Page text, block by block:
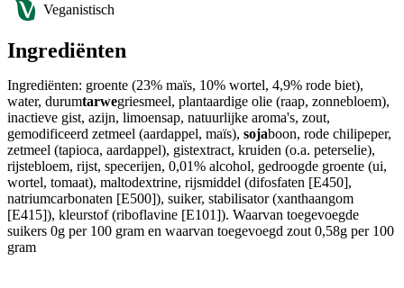
Veganistisch
Ingrediënten
Ingrediënten: groente (23% maïs, 10% wortel, 4,9% rode biet),
water, durumtarwegriesmeel, plantaardige olie (raap, zonnebloem),
inactieve gist, azijn, limoensap, natuurlijke aroma's, zout,
gemodificeerd zetmeel (aardappel, maïs), sojaboon, rode chilipeper,
zetmeel (tapioca, aardappel), gistextract, kruiden (o.a. peterselie),
rijstebloem, rijst, specerijen, 0,01% alcohol, gedroogde groente (ui,
wortel, tomaat), maltodextrine, rijsmiddel (difosfaten [E450],
natriumcarbonaten [E500]), suiker, stabilisator (xanthaangom
[E415]), kleurstof (riboflavine [E101]). Waarvan toegevoegde
suikers 0g per 100 gram en waarvan toegevoegd zout 0,58g per 100
gram